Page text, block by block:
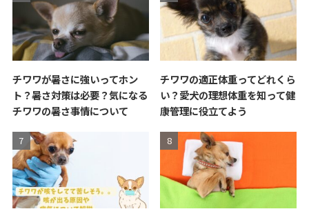
チワワが暑さに強いってホン
ト？暑さ対策は必要？気になる
チワワの暑さ事情について
チワワの適正体重ってどれくら
い？愛犬の理想体重を知って健
康管理に役立てよう